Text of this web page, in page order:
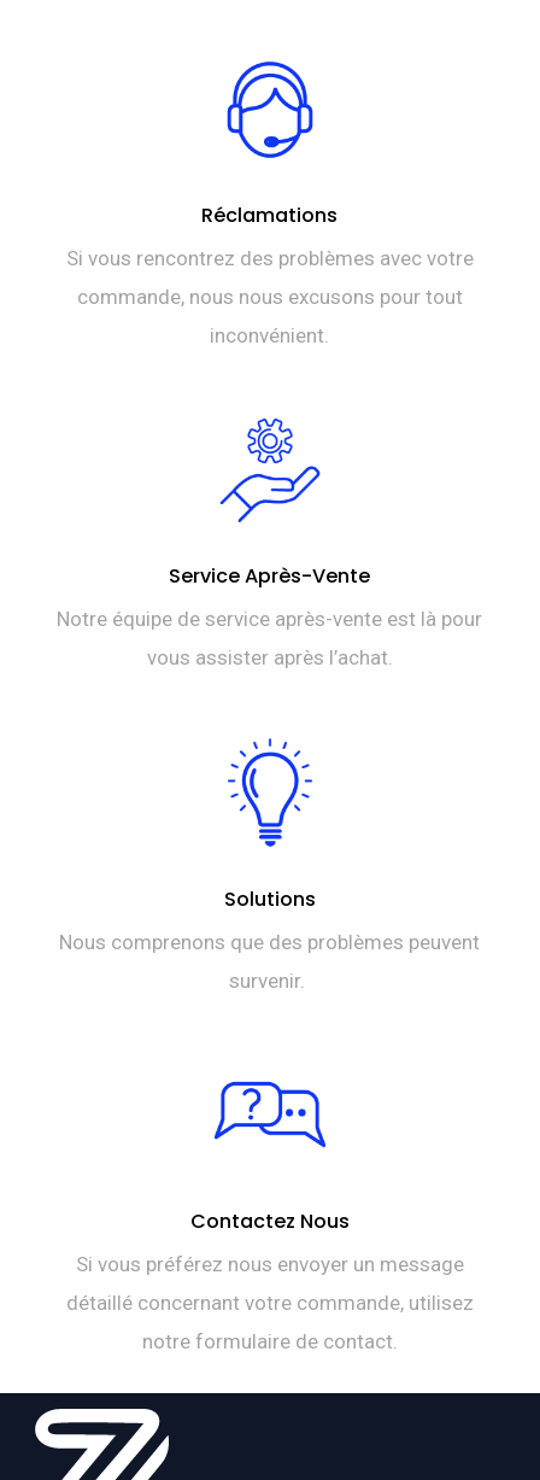
Réclamations
Si vous rencontrez des problèmes avec votre
commande, nous nous excusons pour tout
inconvénient.
Service Après-Vente
Notre équipe de service après-vente est là pour
vous assister après l’achat.
Solutions
Nous comprenons que des problèmes peuvent
survenir.
Contactez Nous
Si vous préférez nous envoyer un message
détaillé concernant votre commande, utilisez
notre formulaire de contact.